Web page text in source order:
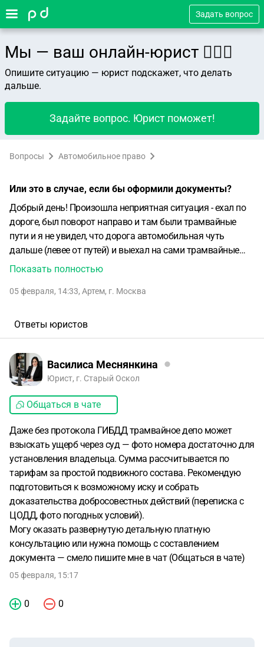
Задать вопрос
Мы — ваш онлайн-юрист 👨🏻‍⚖️
Опишите ситуацию — юрист подскажет, что делать
дальше.
Задайте вопрос. Юрист поможет!
Вопросы Автомобильное право
Или это в случае, если бы оформили документы?
Добрый день! Произошла неприятная ситуация - ехал по
дороге, был поворот направо и там были трамвайные
пути и я не увидел, что дорога автомобильная чуть
дальше (левее от путей) и выехал на сами трамвайные
пути (попутные, не встречные). Чуть проехал (метров 100),
Пытались вытолкнуть, безуспешно, вызвал эвакуатор.
остановились. Приехал в итоге эвакуатор, ЦОДД и
информацию в депо - спросили номер моего авто и также
сфотографировало авто, моих данных не спрашивали,
трамваи ждали примерно час (водители тоже помогали
ущерб? Я читаю, что может доходить ли чуть не 8 рублей
за минуту простоя. Якобы случаи есть такие.. Или это в
случае, если бы оформили документы? У них есть фото
авто и номер.Спасибо
Показать полностью
05 февраля, 14:33, Артем, г. Москва
Ответы юристов
Василиса Меснянкина
Юрист, г. Старый Оскол
Общаться в чате
Даже без протокола ГИБДД трамвайное депо может
взыскать ущерб через суд — фото номера достаточно для
установления владельца. Сумма рассчитывается по
тарифам за простой подвижного состава. Рекомендую
подготовиться к возможному иску и собрать
доказательства добросовестных действий (переписка с
ЦОДД, фото погодных условий).
Могу оказать развернутую детальную платную
консультацию или нужна помощь с составлением
документа — смело пишите мне в чат (Общаться в чате)
05 февраля, 15:17
0 0